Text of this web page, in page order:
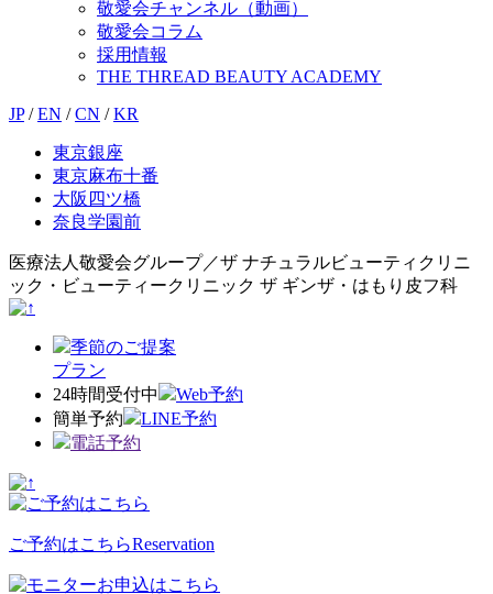
敬愛会チャンネル（動画）
敬愛会コラム
採用情報
THE THREAD BEAUTY ACADEMY
JP / EN / CN / KR
東京銀座
東京麻布十番
大阪四ツ橋
奈良学園前
医療法人敬愛会グループ／ザ ナチュラルビューティクリニ
ック・ビューティークリニック ザ ギンザ・はもり皮フ科
季節のご提案
プラン
24時間受付中
Web予約
簡単予約
LINE予約
電話予約
ご予約はこちらReservation